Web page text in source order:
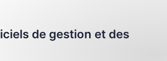
de gestion et des